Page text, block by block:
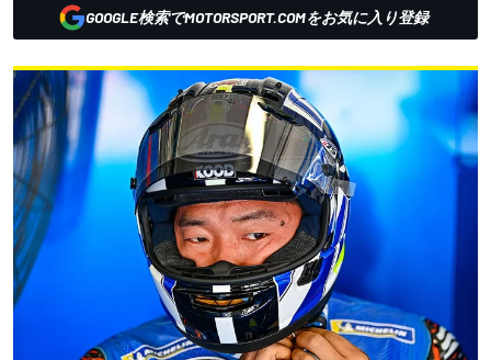
GOOGLE検索でMOTORSPORT.COMをお気に入り登録